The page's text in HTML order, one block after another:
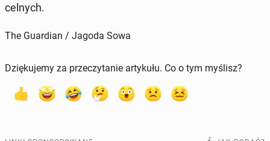
celnych.
The Guardian / Jagoda Sowa
Dziękujemy za przeczytanie artykułu. Co o tym myślisz?